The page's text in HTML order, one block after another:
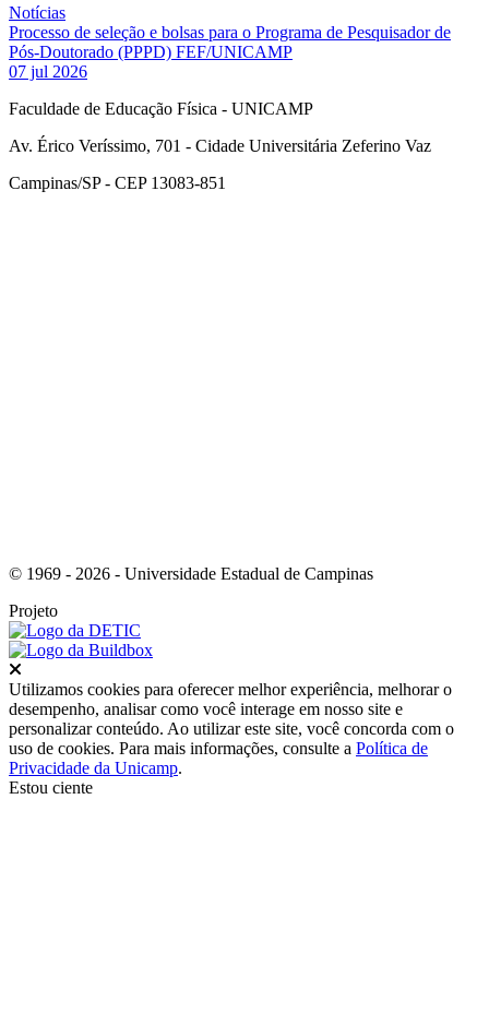
Notícias
Processo de seleção e bolsas para o Programa de Pesquisador de
Pós-Doutorado (PPPD) FEF/UNICAMP
07 jul 2026
Faculdade de Educação Física - UNICAMP
Av. Érico Veríssimo, 701 - Cidade Universitária Zeferino Vaz
Campinas/SP - CEP 13083-851
© 1969 - 2026 - Universidade Estadual de Campinas
Projeto
Utilizamos cookies para oferecer melhor experiência, melhorar o
desempenho, analisar como você interage em nosso site e
personalizar conteúdo. Ao utilizar este site, você concorda com o
uso de cookies. Para mais informações, consulte a Política de
Privacidade da Unicamp.
Estou ciente